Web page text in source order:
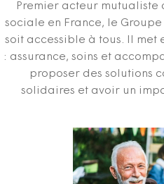
Premier acteur mutualiste
sociale en France, le
soit accessible à tous. Il met
: assurance, soins et
proposer des solutions
solidaires et avoir un